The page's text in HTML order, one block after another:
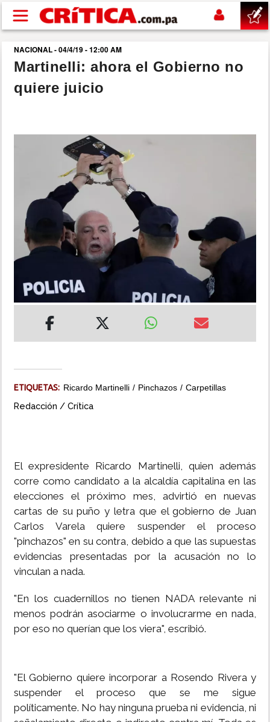
Pasar al contenido principal
buscar
SUCESOS
DEPORTES
MUNDO
INSÓLITAS
MULTIMEDIA
NACIONAL - 04/4/19 - 12:00 AM
Martinelli: ahora el Gobierno no
quiere juicio
ETIQUETAS: Ricardo Martinelli Pinchazos Carpetillas
Redacción / Crítica
El expresidente Ricardo Martinelli, quien además
corre como candidato a la alcaldía capitalina en las
elecciones el próximo mes, advirtió en nuevas
cartas de su puño y letra que el gobierno de Juan
Carlos Varela quiere suspender el proceso
"pinchazos" en su contra, debido a que las supuestas
evidencias presentadas por la acusación no lo
vinculan a nada.
"En los cuadernillos no tienen NADA relevante ni
menos podrán asociarme o involucrarme en nada,
por eso no querían que los viera", escribió.
"El Gobierno quiere incorporar a Rosendo Rivera y
suspender el proceso que se me sigue
políticamente. No hay ninguna prueba ni evidencia, ni